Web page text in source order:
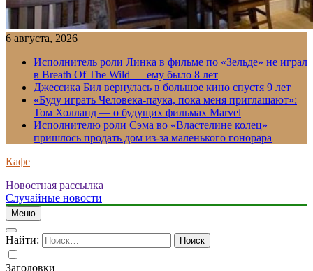
6 августа, 2026
Исполнитель роли Линка в фильме по «Зельде» не играл
в Breath Of The Wild — ему было 8 лет
Джессика Бил вернулась в большое кино спустя 9 лет
«Буду играть Человека-паука, пока меня приглашают»:
Том Холланд — о будущих фильмах Marvel
Исполнителю роли Сэма во «Властелине колец»
пришлось продать дом из-за маленького гонорара
Кафе
Новостная рассылка
Случайные новости
Меню
Найти:
Заголовки